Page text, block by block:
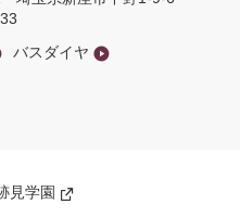
バスダイヤ
見学園
新